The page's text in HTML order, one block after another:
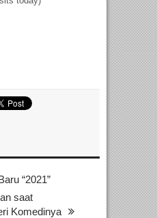
“2021”
saat
Komedinya